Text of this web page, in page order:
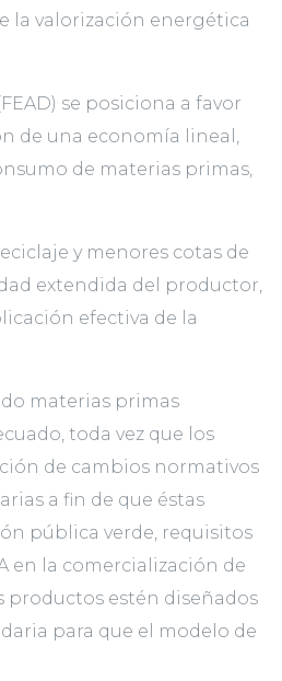
la valorización energética
se posiciona a favor
de una economía lineal,
de materias primas,
y menores cotas de
extendida del productor,
efectiva de la
materias primas
toda vez que los
de cambios normativos
a fin de que éstas
pública verde, requisitos
en la comercialización de
productos estén diseñados
para que el modelo de